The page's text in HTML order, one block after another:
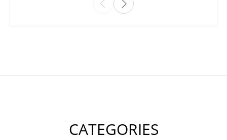
CATEGORIES